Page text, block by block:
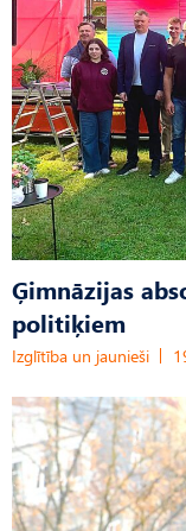
Ģimnāzijas
politiķiem
Izglītība un jaunieši